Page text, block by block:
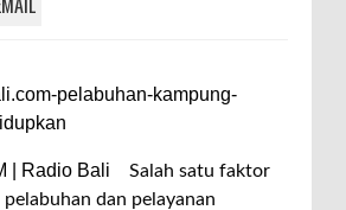
| Radio Bali Salah satu faktor
dan pelayanan